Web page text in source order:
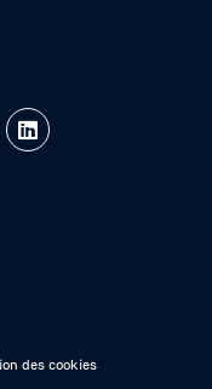
des cookies